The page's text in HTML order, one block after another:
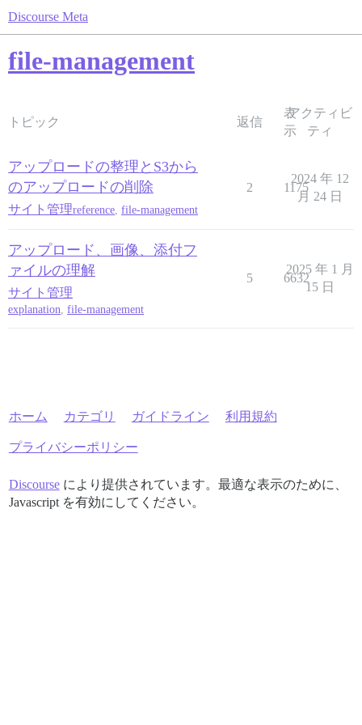
Discourse Meta
file-management
トピック 返信
表
示
アクティビ
ティ
アップロードの整理とS3から
のアップロードの削除
サイト管理reference file-management
2 1175
2024 年 12
月 24 日
アップロード、画像、添付フ
ァイルの理解
サイト管理
explanation, file-management
5 6632
2025 年 1 月
15 日
ホーム カテゴリ ガイドライン 利用規約
プライバシーポリシー
Discourseにより提供されています。最適な表示のために、
Javascript を有効にしてください。